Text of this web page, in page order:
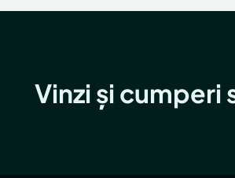
Vinzi și cumperi